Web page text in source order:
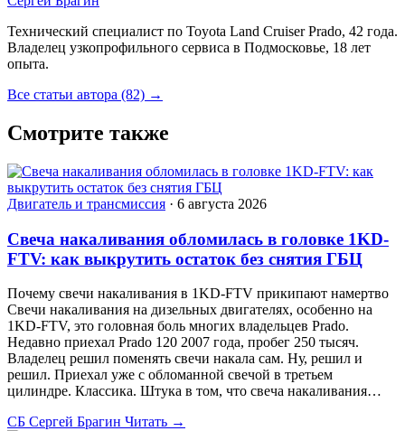
Технический специалист по Toyota Land Cruiser Prado, 42 года.
Владелец узкопрофильного сервиса в Подмосковье, 18 лет
опыта.
Все статьи автора (82) →
Смотрите также
Двигатель и трансмиссия · 6 августа 2026
Свеча накаливания обломилась в головке 1KD-
FTV: как выкрутить остаток без снятия ГБЦ
Почему свечи накаливания в 1KD-FTV прикипают намертво
Свечи накаливания на дизельных двигателях, особенно на
1KD-FTV, это головная боль многих владельцев Prado.
Недавно приехал Prado 120 2007 года, пробег 250 тысяч.
Владелец решил поменять свечи накала сам. Ну, решил и
решил. Приехал уже с обломанной свечой в третьем
цилиндре. Классика. Штука в том, что свеча накаливания…
СБ Сергей Брагин Читать →